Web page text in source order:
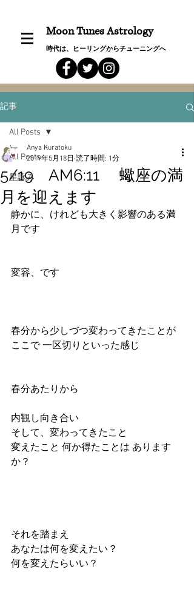
Moon Tunes Astrology
時代は、ヒーリングからチューニングへ
記事
All Posts
星詠み
All Posts
5/19 AM6:11 蠍座の満
月を迎えます
Anya Kuratoku
2019年5月18日 読了時間: 1分
静かに、けれども大きく影響のある満
月です
変容、です
春分から少しづつ変わってきたことが
ここで 一区切りといった感じ
春分あたりから
内観し向き合い
そして、変わってきたこと
変えたこと 何か得たことは あります
か？
それを踏まえ
あなたは何を変えたい？
何を変えたらいい？